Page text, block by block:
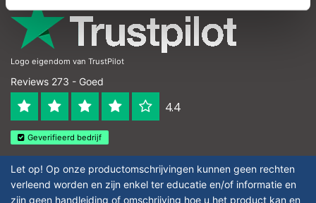
Logo eigendom van TrustPilot
Reviews 273 - Goed
4.4
Geverifieerd bedrijf
Let op! Op onze productomschrijvingen kunnen geen rechten
verleend worden en zijn enkel ter educatie en/of informatie en
zijn geen handleiding of omschrijving hoe u het product kan en